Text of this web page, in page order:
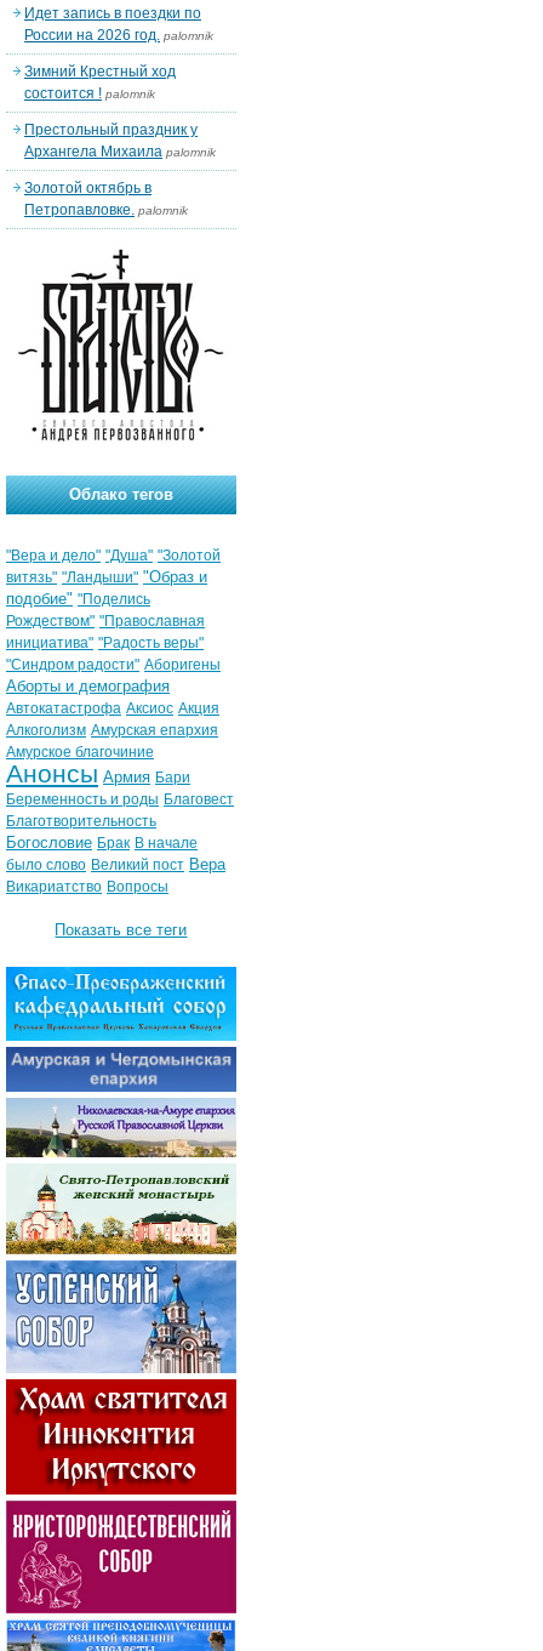
Идет запись в поездки по
России на 2026 год. palomnik
Зимний Крестный ход
состоится ! palomnik
Престольный праздник у
Архангела Михаила palomnik
Золотой октябрь в
Петропавловке. palomnik
Облако тегов
"Вера и дело" "Душа" "Золотой
витязь" "Ландыши" "Образ и
подобие" "Поделись
Рождеством" "Православная
инициатива" "Радость веры"
"Синдром радости" Аборигены
Аборты и демография
Автокатастрофа Аксиос Акция
Алкоголизм Амурская епархия
Амурское благочиние
Анонсы Армия Бари
Беременность и роды Благовест
Благотворительность
Богословие Брак В начале
было слово Великий пост Вера
Викариатство Вопросы
Показать все теги